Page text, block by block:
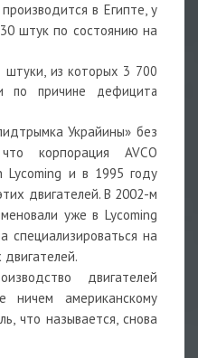
в Египте, у
штук по состоянию на
из которых 3 700
по причине дефицита
Украйины» без
корпорация AVCO
Lycoming и в 1995 году
двигателей. В 2002-м
уже в Lycoming
специализироваться на
двигателей
ничем американскому
что называется, снова